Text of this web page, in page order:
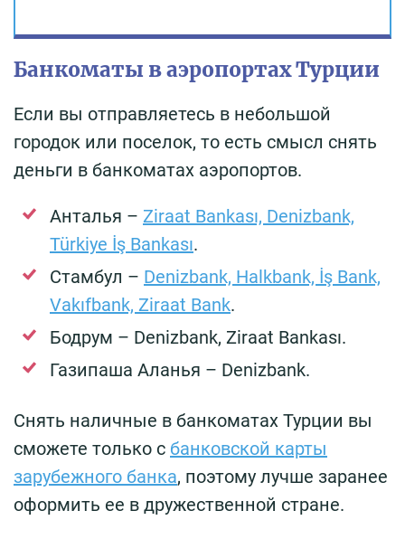
Банкоматы в аэропортах Турции
Если вы отправляетесь в небольшой
городок или поселок, то есть смысл снять
деньги в банкоматах аэропортов.
Анталья – Ziraat Bankası, Denizbank,
Türkiye İş Bankası.
Стамбул – Denizbank, Halkbank, İş Bank,
Vakıfbank, Ziraat Bank.
Бодрум – Denizbank, Ziraat Bankası.
Газипаша Аланья – Denizbank.
Снять наличные в банкоматах Турции вы
сможете только с банковской карты
зарубежного банка, поэтому лучше заранее
оформить ее в дружественной стране.